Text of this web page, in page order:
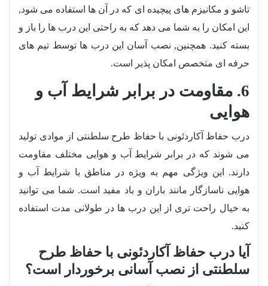
تاشو و مکانیزم های پیچیده ای که در آن ها استفاده می شود,
این امکان را به شما می دهد که به راحتی این درب ها را باز و
بسته کنید. همچنین, نصب آسان این درب ها توسط تیم های
حرفه ای متخصص امکان پذیر است.
6. مقاومت در برابر شرایط آب و
هوایی
درب حفاظ آکاردئونی با حفاظ طرح سلطنتی از موادی تولید
می شوند که در برابر شرایط آب و هوایی مختلف مقاومت
دارند. این ویژگی مهم به ویژه در مناطق با شرایط آب و
هوایی ناسازگار مانند باران و باد مفید است. شما می توانید
به خیال راحت تری از این درب ها در طولانی مدت استفاده
کنید.
آیا درب حفاظ آکاردئونی با حفاظ طرح
سلطنتی از نصب آسانی برخوردار است؟